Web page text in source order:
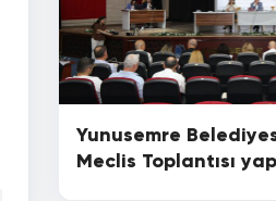
Yunusemre
Meclis Toplantısı